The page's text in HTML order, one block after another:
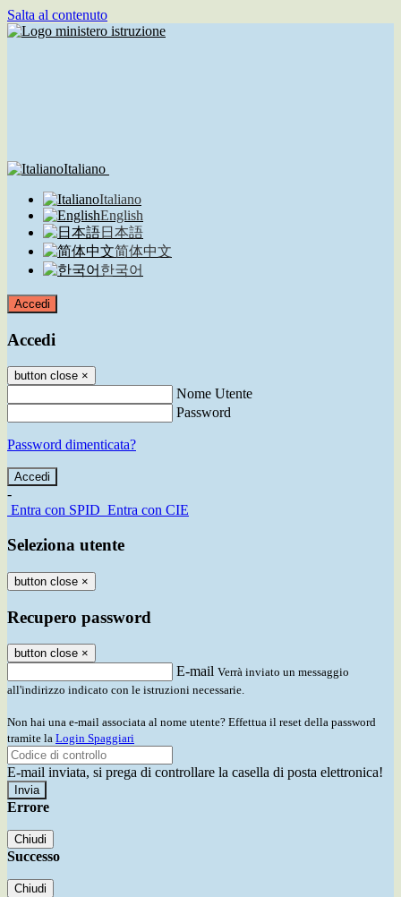
Salta al contenuto
Italiano
Italiano
English
日本語
简体中文
한국어
Accedi
Accedi
button close ×
Nome Utente
Password
Password dimenticata?
-
Entra con SPID Entra con CIE
Seleziona utente
button close ×
Recupero password
button close ×
E-mail Verrà inviato un messaggio
all'indirizzo indicato con le istruzioni necessarie.
Non hai una e-mail associata al nome utente? Effettua il reset della password
tramite la Login Spaggiari
E-mail inviata, si prega di controllare la casella di posta elettronica!
Errore
Chiudi
Successo
Chiudi